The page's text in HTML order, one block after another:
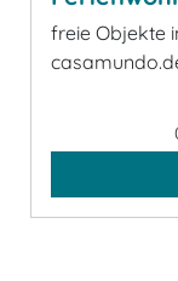
freie Objekte